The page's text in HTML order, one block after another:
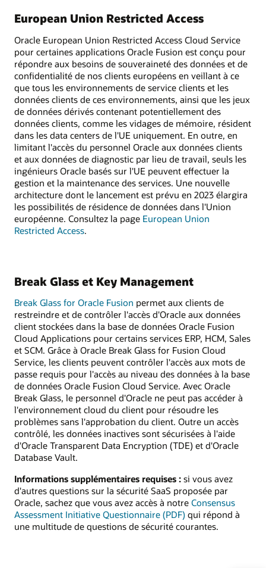
European Union Restricted Access
Oracle European Union Restricted Access Cloud Service
pour certaines applications Oracle Fusion est conçu pour
répondre aux besoins de souveraineté des données et de
confidentialité de nos clients européens en veillant à ce
que tous les environnements de service clients et les
données clients de ces environnements, ainsi que les jeux
de données dérivés contenant potentiellement des
données clients, comme les vidages de mémoire, résident
dans les data centers de l'UE uniquement. En outre, en
limitant l'accès du personnel Oracle aux données clients
et aux données de diagnostic par lieu de travail, seuls les
ingénieurs Oracle basés sur l'UE peuvent effectuer la
gestion et la maintenance des services. Une nouvelle
architecture dont le lancement est prévu en 2023 élargira
les possibilités de résidence de données dans l'Union
européenne. Consultez la page European Union
Restricted Access.
Break Glass et Key Management
Break Glass for Oracle Fusion permet aux clients de
restreindre et de contrôler l'accès d'Oracle aux données
client stockées dans la base de données Oracle Fusion
Cloud Applications pour certains services ERP, HCM, Sales
et SCM. Grâce à Oracle Break Glass for Fusion Cloud
Service, les clients peuvent contrôler l'accès aux mots de
passe requis pour l'accès au niveau des données à la base
de données Oracle Fusion Cloud Service. Avec Oracle
Break Glass, le personnel d'Oracle ne peut pas accéder à
l'environnement cloud du client pour résoudre les
problèmes sans l'approbation du client. Outre un accès
contrôlé, les données inactives sont sécurisées à l'aide
d'Oracle Transparent Data Encryption (TDE) et d'Oracle
Database Vault.
Informations supplémentaires requises : si vous avez
d'autres questions sur la sécurité SaaS proposée par
Oracle, sachez que vous avez accès à notre Consensus
Assessment Initiative Questionnaire (PDF) qui répond à
une multitude de questions de sécurité courantes.